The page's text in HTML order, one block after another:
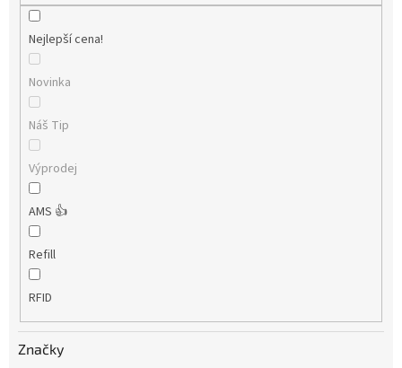
Nejlepší cena!
Novinka
Náš Tip
Výprodej
AMS 👍
Refill
RFID
Značky